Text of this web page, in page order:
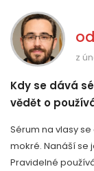
od
z
Kdy se dává
vědět o
Sérum na vlasy
mokré. Nanáší se
Pravidelné